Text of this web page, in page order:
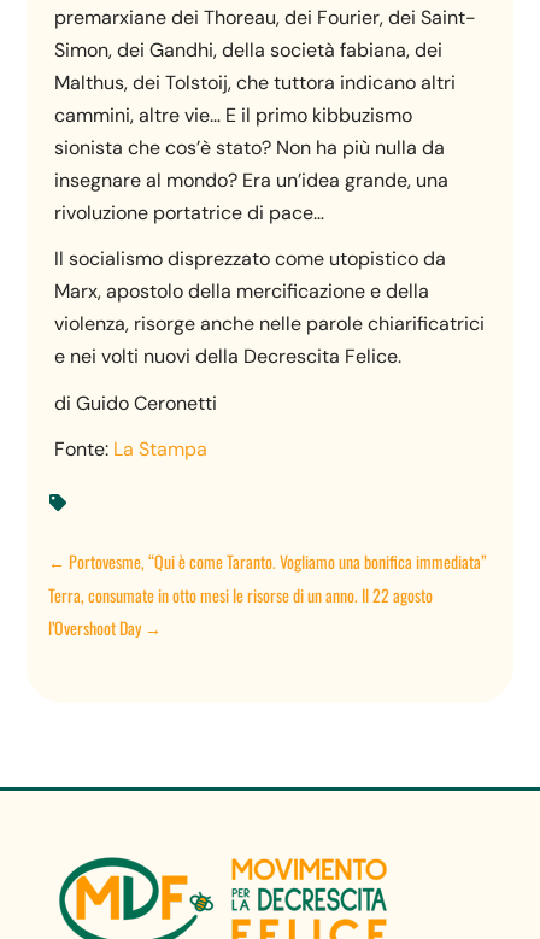
premarxiane dei Thoreau, dei Fourier, dei Saint-
Simon, dei Gandhi, della società fabiana, dei
Malthus, dei Tolstoij, che tuttora indicano altri
cammini, altre vie… E il primo kibbuzismo
sionista che cos’è stato? Non ha più nulla da
insegnare al mondo? Era un’idea grande, una
rivoluzione portatrice di pace…
Il socialismo disprezzato come utopistico da
Marx, apostolo della mercificazione e della
violenza, risorge anche nelle parole chiarificatrici
e nei volti nuovi della Decrescita Felice.
di Guido Ceronetti
Fonte: La Stampa

←Portovesme, “Qui è come Taranto. Vogliamo una bonifica immediata”
Terra, consumate in otto mesi le risorse di un anno. Il 22 agosto
l’Overshoot Day→